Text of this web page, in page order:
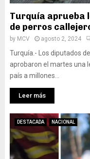
Turquía aprueba
de perros
by MCV agosto 2, 2024
Turquía.- Los diputados
aprobaron el martes una
país a millones...
Leer más
DESTACADA NACIONAL